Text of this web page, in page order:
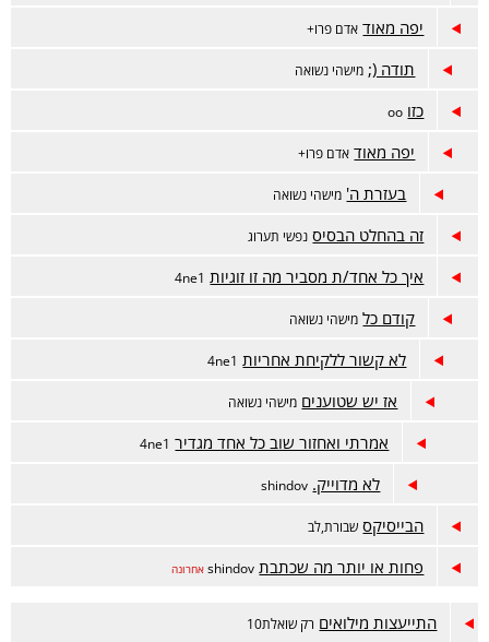
יפה מאוד אדם פרו+
תודה (; מישהי נשואה
כזו oo
יפה מאוד אדם פרו+
בעזרת ה' מישהי נשואה
זה בהחלט הבסיס נפשי תערוג
איך כל אחד/ת מסביר מה זו זוגיות 4ne1
קודם כל מישהי נשואה
לא קשור ללקיחת אחריות 4ne1
אז יש שטוענים מישהי נשואה
אמרתי ואחזור שוב כל אחד מגדיר 4ne1
לא מדוייק. shindov
הבייסיקס שבורת,לב
פחות או יותר מה שכתבת shindov אחרונה
התייעצות מילואים רק שואלת10